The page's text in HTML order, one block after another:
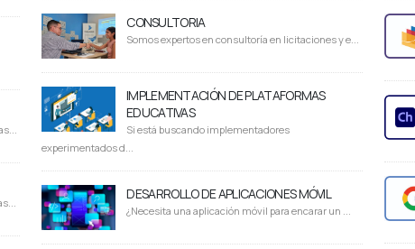
CONSULTORIA
Somos expertos en consultoría en licitaciones y e...
IMPLEMENTACIÓN DE PLATAFORMAS
EDUCATIVAS
Si está buscando implementadores
experimentados d...
DESARROLLO DE APLICACIONES MÓVIL
¿Necesita una aplicación móvil para encarar un ...